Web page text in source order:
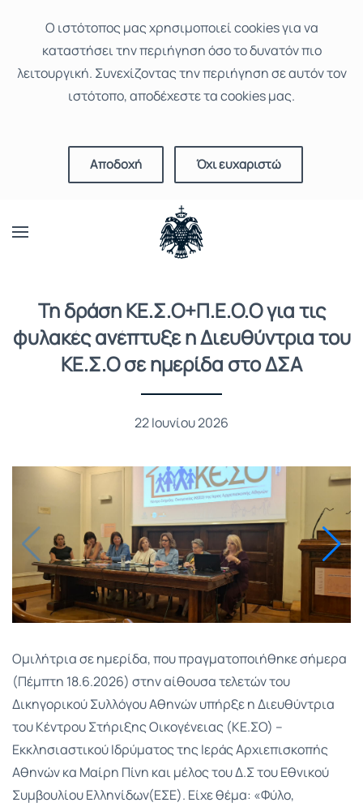
Ο ιστότοπoς μας χρησιμοποιεί cookies για να
καταστήσει την περιήγηση όσο το δυνατόν πιο
λειτουργική. Συνεχίζοντας την περιήγηση σε αυτόν τον
ιστότοπο, αποδέχεστε τα cookies μας.
Αποδοχή Όχι ευχαριστώ
Τη δράση ΚΕ.Σ.Ο+Π.Ε.Ο.Ο για τις
φυλακές ανέπτυξε η Διευθύντρια του
ΚΕ.Σ.Ο σε ημερίδα στο ΔΣΑ
22 Ιουνίου 2026
Ομιλήτρια σε ημερίδα, που πραγματοποιήθηκε σήμερα
(Πέμπτη 18.6.2026) στην αίθουσα τελετών του
Δικηγορικού Συλλόγου Αθηνών υπήρξε η Διευθύντρια
του Κέντρου Στήριξης Οικογένειας (ΚΕ.ΣΟ) –
Εκκλησιαστικού Ιδρύματος της Ιεράς Αρχιεπισκοπής
Αθηνών κα Μαίρη Πίνη και μέλος του Δ.Σ του Εθνικού
Συμβουλίου Ελληνίδων(ΕΣΕ). Είχε θέμα: «Φύλο,